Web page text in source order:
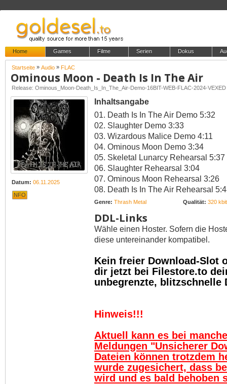
Home Games Filme Serien Dokus
Startseite » Audio » FLAC
Ominous Moon - Death Is In The Air
Release: Ominous_Moon-Death_Is_In_The_Air-Demo-16BIT-WEB-FLAC-2024-VEXED
Datum: 06.11.2025
NFO
Inhaltsangabe
01. Death Is In The Air Demo 5:32
02. Slaughter Demo 3:33
03. Wizardous Malice Demo 4:11
04. Ominous Moon Demo 3:34
05. Skeletal Lunarcy Rehearsal 5:37
06. Slaughter Rehearsal 3:04
07. Ominous Moon Rehearsal 3:26
08. Death Is In The Air Rehearsal
Genre: Thrash Metal Qualität: 320
DDL-Links
Wähle einen Hoster. Sofern die
diese untereinander kompatibel.
Kein freier Download-Slot
dir jetzt bei Filestore.to
unbegrenzte, blitzschnelle
Hinweis!!!
Aktuell kann es bei
Meldungen "Unsicherer
Dateien können trotzdem
wurde zugesichert, dass
wird und es bald behoben